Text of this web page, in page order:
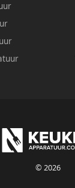
© 2026